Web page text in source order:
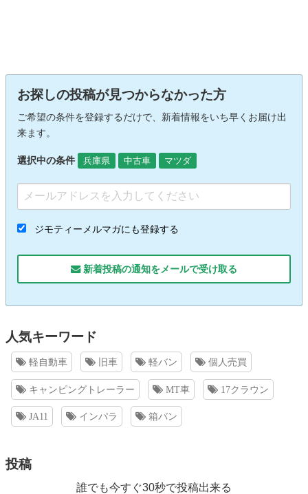
お探しの投稿が見つからなかった方
ご希望の条件を登録するだけで、新着情報をいち早くお届け出
来ます。
選択中の条件 兵庫県 中古車 マツダ
ジモティーメルマガにも登録する
新着投稿の通知をメールで受け取る
人気キーワード
軽自動車 旧車 軽バン 個人売買
キャンピングトレーラー MT車 17クラウン
JA11 インパラ 箱バン
投稿
誰でも今すぐ30秒で投稿出来る